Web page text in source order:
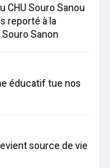
CHU Souro Sanou
reporté à la
Sanon
éducatif tue nos
source de vie